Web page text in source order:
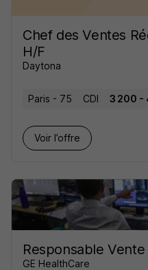
Chef des Ventes
H/F
Daytona
Paris - 75 CDI 3 200 -
Voir l’offre
Responsable
GE HealthCare